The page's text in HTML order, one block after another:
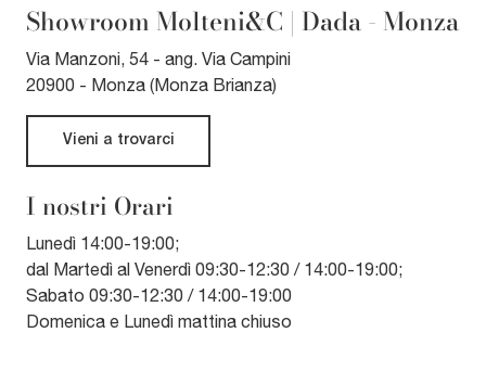
Showroom Molteni&C | Dada - Monza
Via Manzoni, 54 - ang. Via Campini
20900 - Monza (Monza Brianza)
Vieni a trovarci
I nostri Orari
Lunedì 14:00-19:00;
dal Martedì al Venerdì 09:30-12:30 / 14:00-19:00;
Sabato 09:30-12:30 / 14:00-19:00
Domenica e Lunedì mattina chiuso